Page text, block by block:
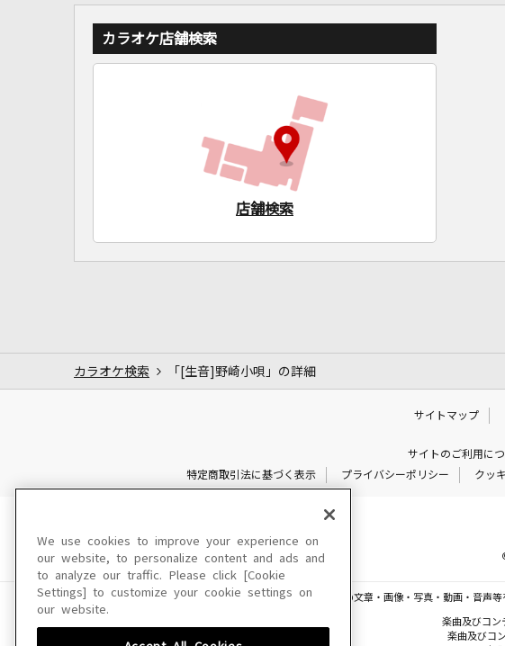
カラオケ店舗検索
店舗検索
カラオケ検索 「[生音]野崎小唄」の詳細
サイトマップ
サイトのご利用に
特定商取引法に基づく表示
プライバシーポリシー クッ
このサイトに掲載されている一切の文章・画像・写真・動画・音声
楽曲及びコン
楽曲及びコ
We use cookies to improve your experience on
our website, to personalize content and ads and
to analyze our traffic. Please click [Cookie
Settings] to customize your cookie settings on
our website.